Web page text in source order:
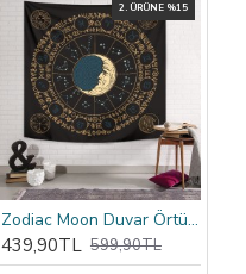
2. ÜRÜNE %15
Zodiac Moon Duvar Örtüsü
439,90TL 599,90TL